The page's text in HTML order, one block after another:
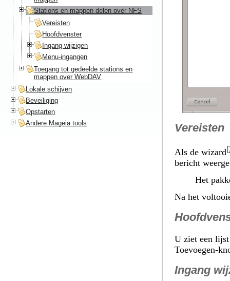
Vereisten
Als de wizard[
bericht
Het
Na het
U ziet een
Toevoegen-
Ingang
Stations en mappen delen over NFS
Vereisten
Hoofdvenster
Ingang wijzigen
Menu-ingangen
Toegang tot gedeelde stations en
mappen over WebDAV
Lokale schijven
Beveiliging
Opstarten
Andere Mageia tools